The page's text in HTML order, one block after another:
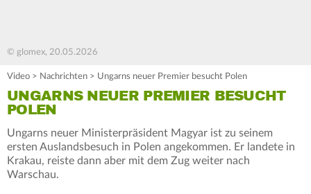
© glomex, 20.05.2026
Video > Nachrichten > Ungarns neuer Premier besucht Polen
UNGARNS NEUER PREMIER BESUCHT
POLEN
Ungarns neuer Ministerpräsident Magyar ist zu seinem
ersten Auslandsbesuch in Polen angekommen. Er landete in
Krakau, reiste dann aber mit dem Zug weiter nach
Warschau.